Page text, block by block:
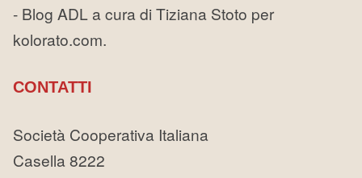
- Blog ADL a cura di Tiziana Stoto per
kolorato.com.
CONTATTI
Società Cooperativa Italiana
Casella 8222